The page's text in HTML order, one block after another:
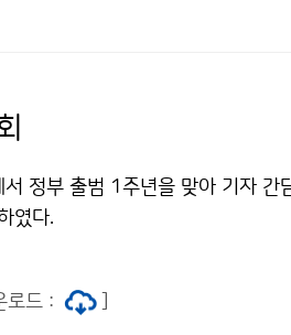
정부 출범 1주년을 맞아 기자 간
였다.
로드 :